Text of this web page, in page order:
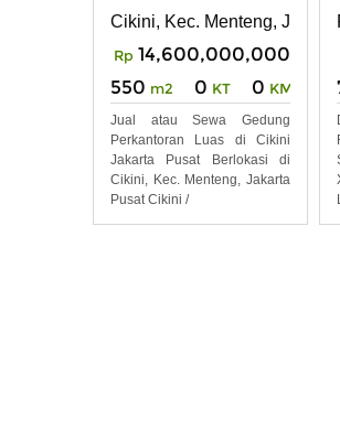
Cikini, Kec. Menteng,
Rp 14,600,000,000
550 m2 0 KT 0 KM
Jual atau Sewa Gedung
Perkantoran Luas di Cikini
Jakarta Pusat Berlokasi di
Cikini, Kec. Menteng, Jakarta
Pusat Cikini /